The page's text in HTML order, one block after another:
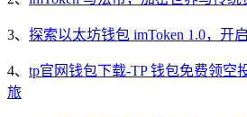
3、 探索以太坊钱包 imToken 1.0，开
4、 tp官网钱包下载-TP 钱包免费领空
旅